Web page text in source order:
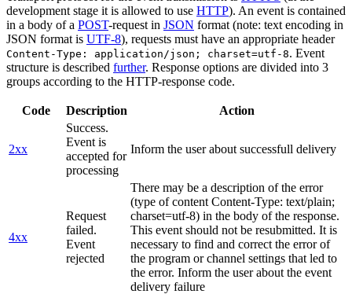
development stage it is allowed to use HTTP). An event is contained
in a body of a POST-request in JSON format (note: text encoding in
JSON format is UTF-8), requests must have an appropriate header
Content-Type: application/json; charset=utf-8. Event
structure is described further. Response options are divided into 3
groups according to the HTTP-response code.
Code Description Action
2xx
Success.
Event is
accepted for
processing
Inform the user about successfull delivery
4xx
Request
failed.
Event
rejected
There may be a description of the error
(type of content Content-Type: text/plain;
charset=utf-8) in the body of the response.
This event should not be resubmitted. It is
necessary to find and correct the error of
the program or channel settings that led to
the error. Inform the user about the event
delivery failure